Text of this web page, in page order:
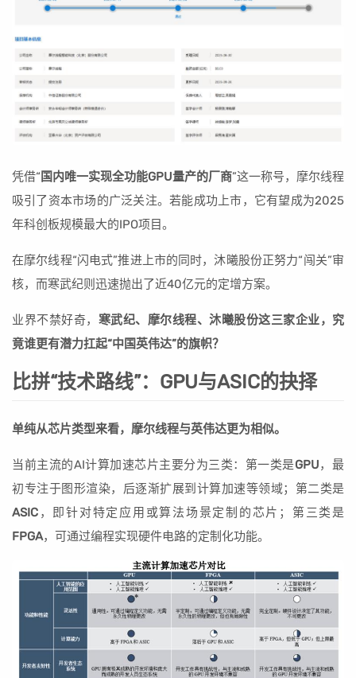
凭借“ 国内唯一实现全功能GPU量产的厂商”这一称号，摩尔线程
吸引了资本市场的广泛关注。若能成功上市，它有望成为2025
年科创板规模最大的IPO项目。
在摩尔线程“闪电式”推进上市的同时，沐曦股份正努力“闯关”审
核，而寒武纪则迅速抛出了近40亿元的定增方案。
业界不禁好奇， 寒武纪、摩尔线程、沐曦股份这三家企业，究
竟谁更有潜力扛起“中国英伟达”的旗帜？
比拼“技术路线”：GPU与ASIC的抉择
单纯从芯片类型来看，摩尔线程与英伟达更为相似。
当前主流的AI计算加速芯片主要分为三类：第一类是GPU，最
初专注于图形渲染，后逐渐扩展到计算加速等领域；第二类是
ASIC ，即针对特定应用或算法场景定制的芯片；第三类是
FPGA，可通过编程实现硬件电路的定制化功能。